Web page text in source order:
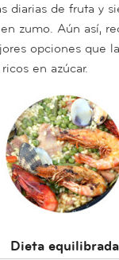
diarias de fruta y
zumo. Aún así,
opciones que
en azúcar.
Dieta equilibrada